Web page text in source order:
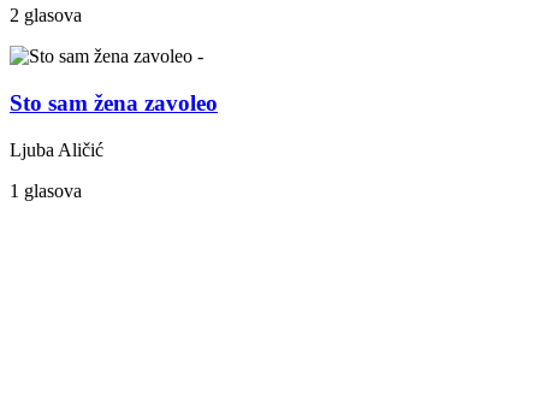
2 glasova
Sto sam žena zavoleo
Ljuba Aličić
1 glasova